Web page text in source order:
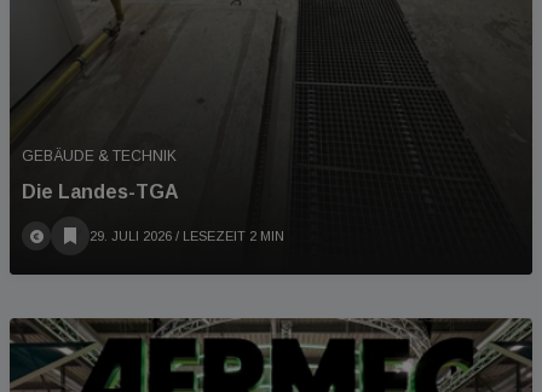
GEBÄUDE & TECHNIK
Die Landes-TGA
29. JULI 2026 / LESEZEIT 2 MIN